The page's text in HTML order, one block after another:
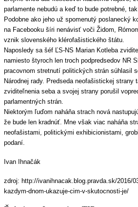
parlamente nebudú a keď to bude potrebné,
Podobne ako jeho už spomenutý poslanecký
na Facebooku šíri nenávisť voči Židom,
vznik slovenského klérofašistického štátu.
Naposledy sa šéf ĽS-NS Marian Kotleba
namiesto štyroch len troch podpredsedov NR
pracovnom stretnutí politických strán súhlasil
Národnej rady. Predseda neofašistickej strany
zviditeľnenia seba a svojej strany porušil
parlamentných strán.
Niektorým ľuďom naháňa strach nová
že bude len kradnúť. Mne však viac naháňa
neofašistami, politickými exhibicionistami,
podaní.
Ivan Ihnačák
zdroj: http://ivanihnacak.blog.pravda.sk/2016/
kazdym-dnom-ukazuje-cim-v-skutocnosti-je/